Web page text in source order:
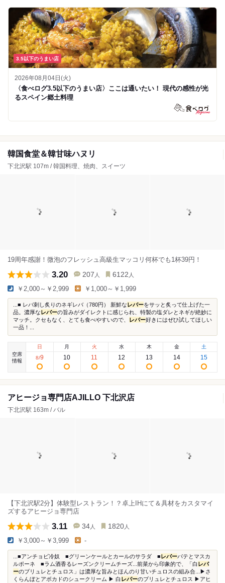
3.5以下のうまい店
2026年08月04日(火)
〈食べログ3.5以下のうまい店〉ここは通いたい！ 現代の感性が光
るスペイン郷土料理
韓国食堂＆韓甘味ハヌリ
下北沢駅 107m / 韓国料理、焼肉、スイーツ
19周年感謝！微泡のフレッシュ高級生マッコリ何杯でも1杯39円！
3.20 207 人 6122 人
￥2,000～￥2,999 ￥1,000～￥1,999
...■ レバ刺し炙りのネギレバ（780円） 新鮮な レバーをサッと炙って仕上げた一
品。濃厚な レバーの旨みがダイレクトに感じられ、特製の塩ダレとネギが絶妙に
マッチ。クセもなく、とても食べやすいので、
レバー好きにはぜひ試してほしい
一品！...
空席
情報
日
8/9
月
10
火
11
水
12
木
13
金
14
土
15
アヒージョ専門店AJILLO 下北沢店
下北沢駅 163m / バル
【下北沢駅2分】体験型レストラン！？卓上IHにて＆具材をカスタマイ
ズするアヒージョ専門店
3.11 34 人 1820 人
￥3,000～￥3,999 -
...■アンチョビ冷奴 ■グリーンケールとカールのサラダ ■ レバーパテとマスカ
ルポーネ ■ラム酒香るレーズンクリームチーズ...前菜から印象的で、「白 レバ
ーのブリュレとチュロス」は濃厚な旨みとほんのり甘いチュロスの組み合...▶︎さ
くらんぼとアボカドのシュークリーム ▶︎ 白 レバーのブリュレとチュロス ▶︎アヒ